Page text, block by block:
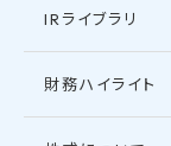
IRライブラリ
財務ハイライト